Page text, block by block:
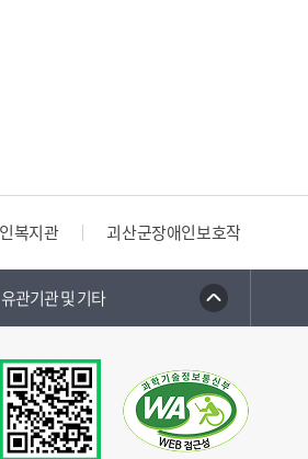
복지관 괴산군장애인보호작업장
유관기관 및 기타